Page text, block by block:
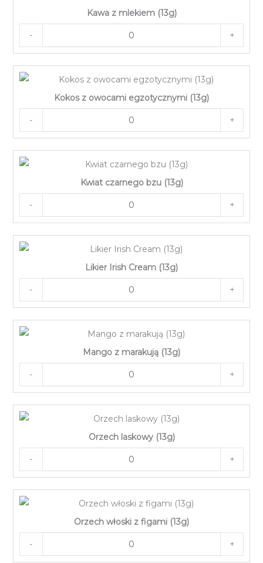
Kawa z mlekiem (13g)
- +
Kokos z owocami egzotycznymi (13g)
- +
Kwiat czarnego bzu (13g)
- +
Likier Irish Cream (13g)
- +
Mango z marakują (13g)
- +
Orzech laskowy (13g)
- +
Orzech włoski z figami (13g)
- +